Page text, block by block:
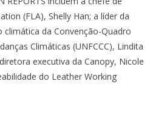
(FLA), Shelly Han; a líder da
da Convenção-Quadro
Climáticas (UNFCCC), Lindita
executiva da Canopy, Nicole
do Leather Working